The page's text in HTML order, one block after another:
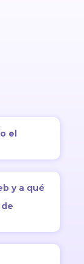
el
y a qué